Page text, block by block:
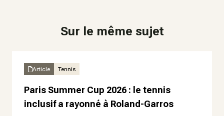
Sur le même sujet
Article Tennis
Paris Summer Cup 2026 : le tennis
inclusif a rayonné à Roland-Garros